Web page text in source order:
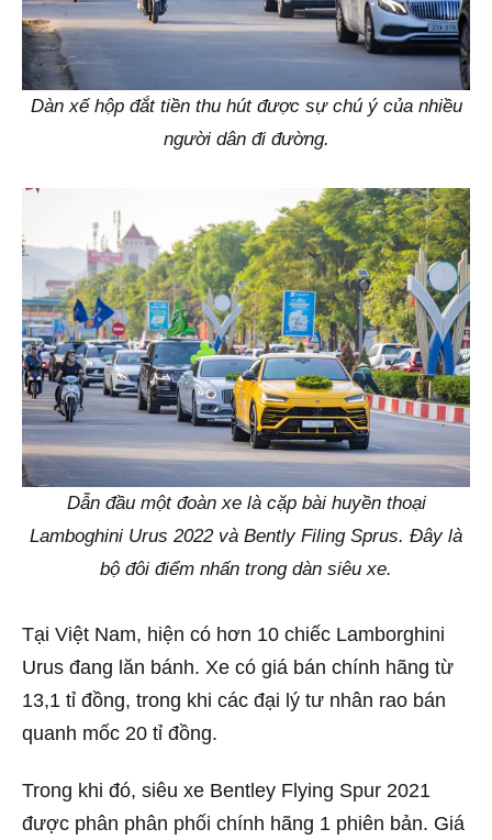
Dàn xế hộp đắt tiền thu hút được sự chú ý của nhiều
người dân đi đường.
Dẫn đầu một đoàn xe là cặp bài huyền thoại
Lamboghini Urus 2022 và Bently Filing Sprus. Đây là
bộ đôi điểm nhấn trong dàn siêu xe.
Tại Việt Nam, hiện có hơn 10 chiếc Lamborghini
Urus đang lăn bánh. Xe có giá bán chính hãng từ
13,1 tỉ đồng, trong khi các đại lý tư nhân rao bán
quanh mốc 20 tỉ đồng.
Trong khi đó, siêu xe Bentley Flying Spur 2021
được phân phân phối chính hãng 1 phiên bản. Giá